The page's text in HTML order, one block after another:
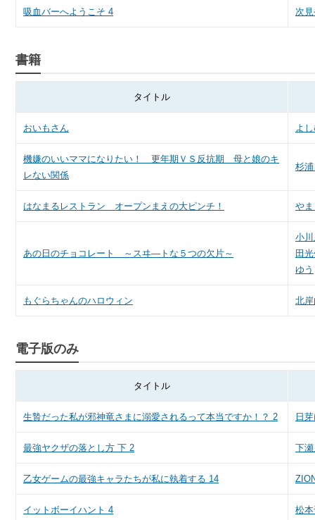
吸血バーへようこそ 4 次
書籍
タイトル
おいもさん よ
機嫌のいいママになりたい！ 更年期ＶＳ反抗期 母と娘のキ
レない関係
杉
はなまるレストラン オープンまえの大ピンチ！ や
あの日のチョコレート ～スヰ―トな５つの欠片～
小
田
ゆう
もぐらちゃんのハロウィン 北
電子版のみ
タイトル
生贄だった私が邪神竜さまに溺愛されるって本当ですか！？ 2 日
最強ヤクザの落とし方 下 2 下
乙女ゲームの最強キャラたちが私に執着する 14
イットボーイハント 4 松